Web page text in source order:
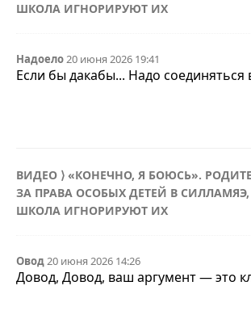
ШКОЛА ИГНОРИРУЮТ ИХ
Надоело20 июня 2026 19:41
Если бы дакабы... Надо соединяться
ВИДЕО ⟩ «КОНЕЧНО, Я БОЮСЬ».
ЗА ПРАВА ОСОБЫХ ДЕТЕЙ В
ШКОЛА ИГНОРИРУЮТ ИХ
Овод20 июня 2026 14:26
Довод, Довод, ваш аргумент — это